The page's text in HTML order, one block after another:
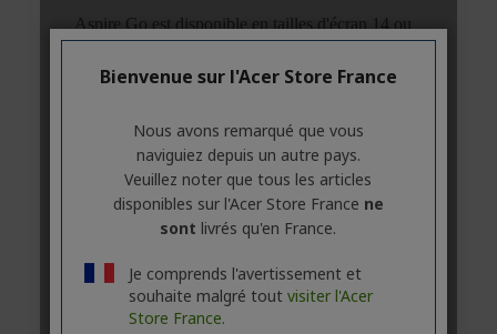
Bienvenue sur l'Acer Store France
Nous avons remarqué que vous
naviguiez depuis un autre pays.
Veuillez noter que tous les articles
disponibles sur l'Acer Store France ne
sont livrés qu'en France.
Je comprends l'avertissement et
souhaite malgré tout visiter l'Acer
Store France.